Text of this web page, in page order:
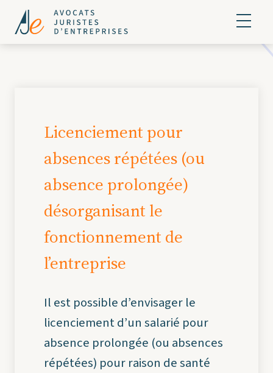
Licenciement pour
absences répétées (ou
absence prolongée)
désorganisant le
fonctionnement de
l’entreprise
Il est possible d’envisager le
licenciement d’un salarié pour
absence prolongée (ou absences
répétées) pour raison de santé